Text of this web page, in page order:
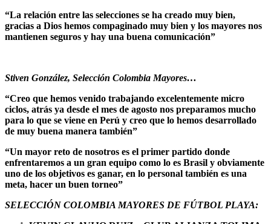
“La relación entre las selecciones se ha creado muy bien,
gracias a Dios hemos compaginado muy bien y los mayores nos
mantienen seguros y hay una buena comunicación”
Stiven González, Selección Colombia Mayores…
“Creo que hemos venido trabajando excelentemente micro
ciclos, atrás ya desde el mes de agosto nos preparamos mucho
para lo que se viene en Perú y creo que lo hemos desarrollado
de muy buena manera también”
“Un mayor reto de nosotros es el primer partido donde
enfrentaremos a un gran equipo como lo es Brasil y obviamente
uno de los objetivos es ganar, en lo personal también es una
meta, hacer un buen torneo”
SELECCIÓN COLOMBIA MAYORES DE FÚTBOL PLAYA: